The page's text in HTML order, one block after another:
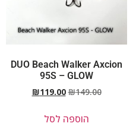
DUO Beach Walker Axcion
95S – GLOW
₪149.00
₪119.00
הוספה לסל